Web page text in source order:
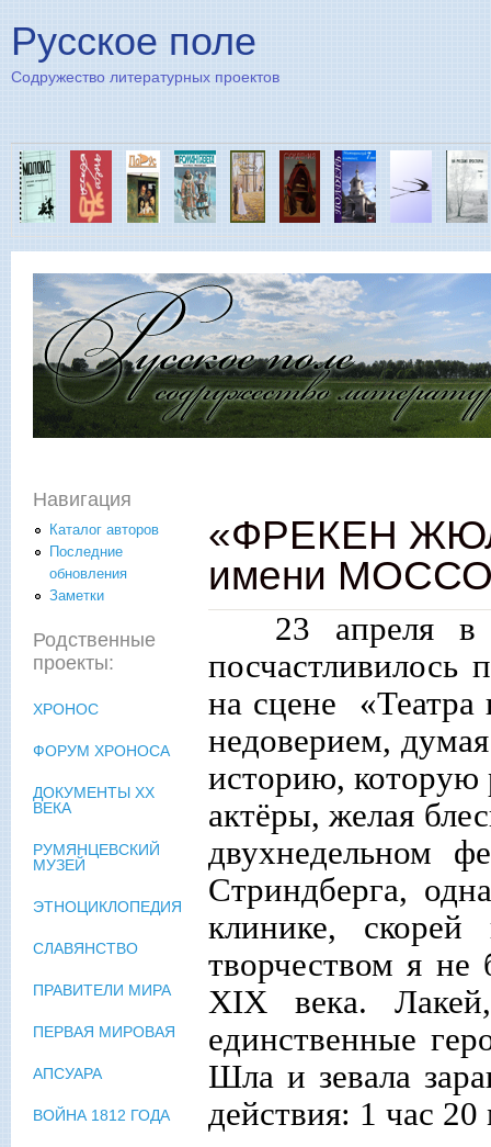
Русское поле
Содружество литературных проектов
«ФРЕКЕН
имени
23 апреля в
посчастливилось
на сцене
недоверием,
историю, которую
актёры, желая
двухнедельном
Стриндберга,
клинике,
творчеством я
XIX века.
единственные
Шла и зевала
действия: 1 час
Навигация
Каталог авторов
Последние
обновления
Заметки
Родственные
проекты:
ХРОНОС
ФОРУМ ХРОНОСА
ДОКУМЕНТЫ XX
ВЕКА
РУМЯНЦЕВСКИЙ
МУЗЕЙ
ЭТНОЦИКЛОПЕДИЯ
СЛАВЯНСТВО
ПРАВИТЕЛИ МИРА
ПЕРВАЯ МИРОВАЯ
АПСУАРА
ВОЙНА 1812 ГОДА